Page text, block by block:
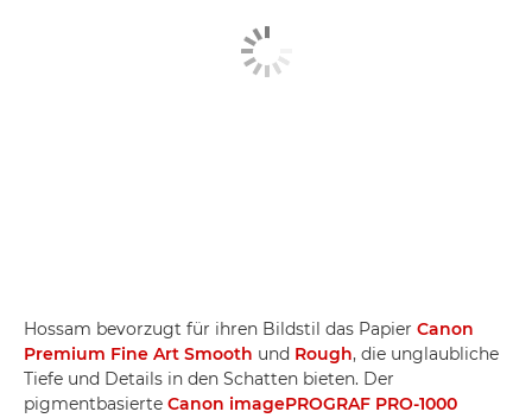
Hossam bevorzugt für ihren Bildstil das Papier Canon
Premium Fine Art Smooth und Rough, die unglaubliche
Tiefe und Details in den Schatten bieten. Der
pigmentbasierte Canon imagePROGRAF PRO-1000